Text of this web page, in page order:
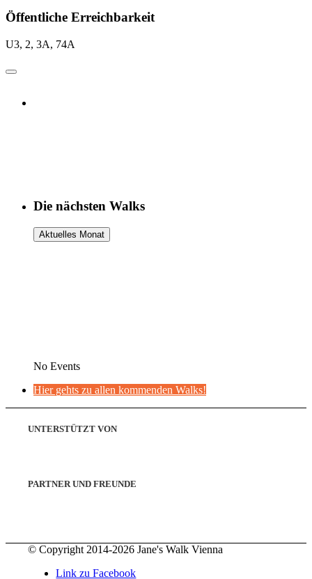
Öffentliche Erreichbarkeit
U3, 2, 3A, 74A
Die nächsten Walks
Aktuelles Monat
No Events
Hier gehts zu allen kommenden Walks!
UNTERSTÜTZT VON
PARTNER UND FREUNDE
© Copyright 2014-2026 Jane's Walk Vienna
Link zu Facebook